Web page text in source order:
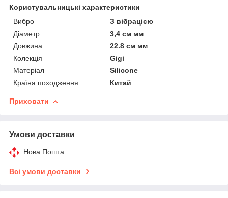
Користувальницькі характеристики
Вибро
З вібрацією
Діаметр
3,4 см мм
Довжина
22.8 см мм
Колекція
Gigi
Матеріал
Silicone
Країна походження
Китай
Приховати
Умови доставки
Нова Пошта
Всі умови доставки